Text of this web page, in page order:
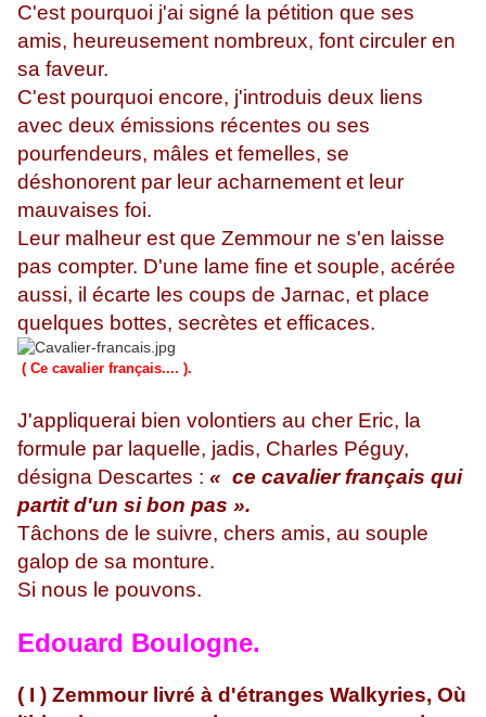
C'est pourquoi j'ai signé la pétition que ses
amis, heureusement nombreux, font circuler en
sa faveur.
C'est pourquoi encore, j'introduis deux liens
avec deux émissions récentes ou ses
pourfendeurs, mâles et femelles, se
déshonorent par leur acharnement et leur
mauvaises foi.
Leur malheur est que Zemmour ne s'en laisse
pas compter. D'une lame fine et souple, acérée
aussi, il écarte les coups de Jarnac, et place
quelques bottes, secrètes et efficaces.
( Ce cavalier français.... ).
J'appliquerai bien volontiers au cher Eric, la
formule par laquelle, jadis, Charles Péguy,
désigna Descartes : « ce cavalier français qui
partit d'un si bon pas ».
Tâchons de le suivre, chers amis, au souple
galop de sa monture.
Si nous le pouvons.
Edouard Boulogne.
( I ) Zemmour livré à d'étranges Walkyries, Où